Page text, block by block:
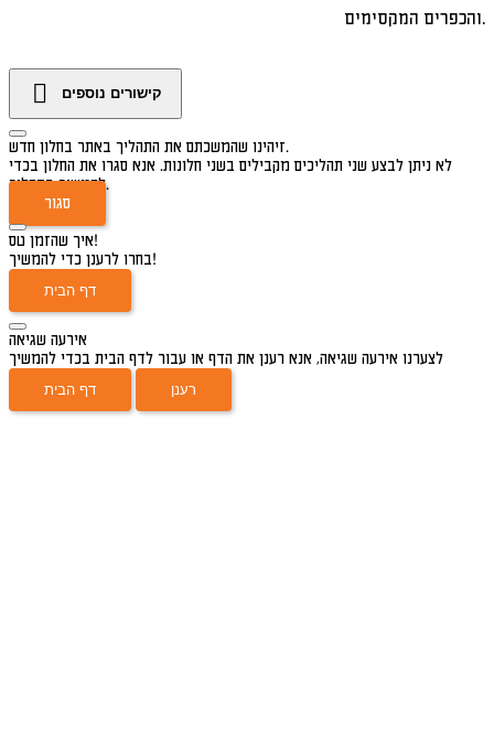
והכפרים המקסימים.
קישורים נוספים
זיהינו שהמשכתם את התהליך באתר בחלון חדש.
לא ניתן לבצע שני תהליכים מקבילים בשני חלונות. אנא סגרו את החלון בכדי
להמשיך בתהליך.
סגור
איך שהזמן טס!
בחרו לרענן כדי להמשיך!
דף הבית
אירעה שגיאה
לצערנו אירעה שגיאה, אנא רענן את הדף או עבור לדף הבית בכדי להמשיך
דף הבית רענן